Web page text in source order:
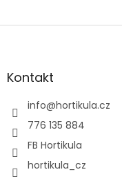
Z
aKontakt
info@hortikula.cz
776 135 884
FB Hortikula
hortikula_cz